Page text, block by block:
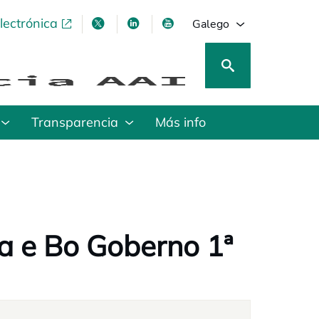
opens in a new tabopens in a new tab
opens in a new tab
opens in a new tab
Galego
Transparencia Más info
e Bo Goberno 1ª